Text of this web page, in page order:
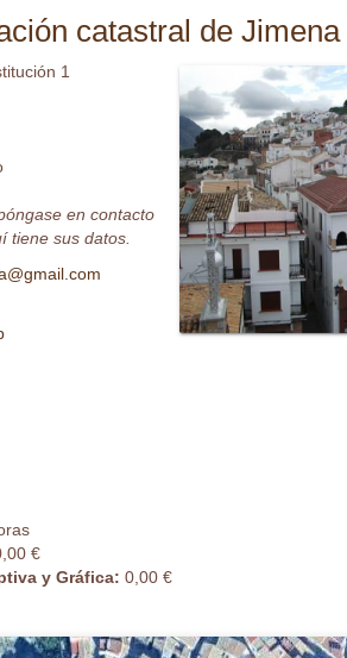
catastral de Jimena
1
en contacto
tiene sus datos.
€
y Gráfica: 0,00 €